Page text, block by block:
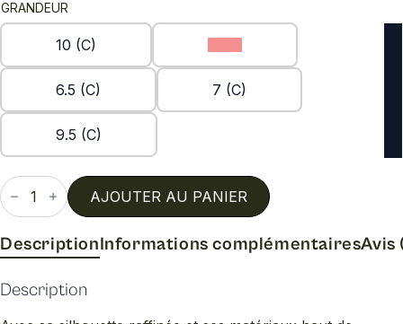
GRANDEUR
10 (C)
6.5 (C) 7 (C)
9.5 (C)
quantité
de
Jules
AJOUTER AU PANIER
DescriptionInformations complémentairesAvis
Description